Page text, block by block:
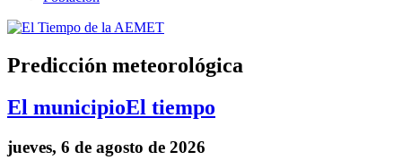
Predicción meteorológica
El municipioEl tiempo
jueves, 6 de agosto de 2026